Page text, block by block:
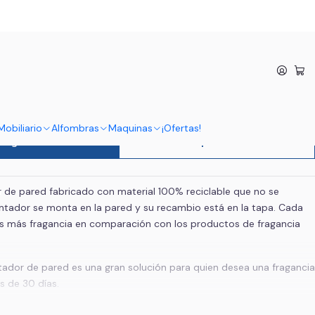
Alfombras Maquinas ¡Ofertas!
Ambientador Parede
pared fabricado con material 100% reciclable que no se
se monta en la pared y su recambio está en la tapa. Cada
más fragancia en comparación con los productos de fragancia
de pared es una gran solución para quien desea una fragancia
de 30 días.